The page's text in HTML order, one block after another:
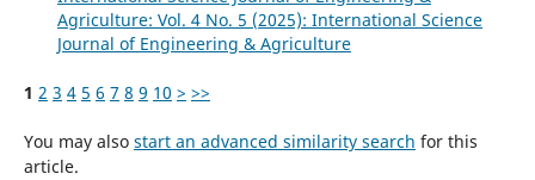
Agriculture: Vol. 4 No. 5 (2025): International Science
Journal of Engineering & Agriculture
1 2 3 4 5 6 7 8 9 10 > >>
You may also start an advanced similarity search for this
article.